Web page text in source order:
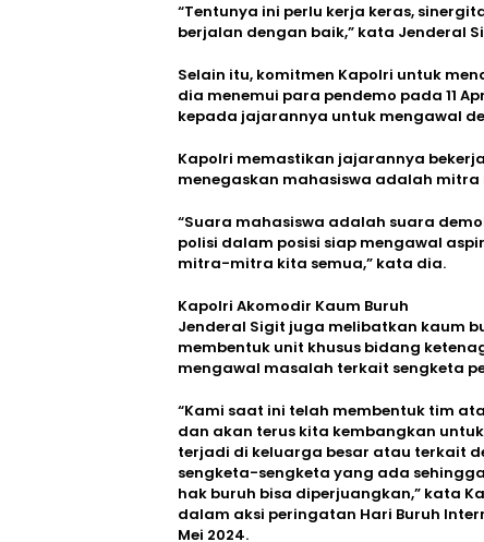
“Tentunya ini perlu kerja keras,
berjalan dengan baik,” kata Jenderal
Selain itu, komitmen Kapolri untuk
dia menemui para pendemo pada 11
kepada jajarannya untuk mengawal
Kapolri memastikan jajarannya
menegaskan mahasiswa adalah mitra
“Suara mahasiswa adalah suara
polisi dalam posisi siap mengawal
mitra-mitra kita semua,” kata dia.
Kapolri Akomodir Kaum Buruh
Jenderal Sigit juga melibatkan kaum
membentuk unit khusus bidang
mengawal masalah terkait sengketa
“Kami saat ini telah membentuk tim
dan akan terus kita kembangkan
terjadi di keluarga besar atau terkait
sengketa-sengketa yang ada
hak buruh bisa diperjuangkan,” kata
dalam aksi peringatan Hari Buruh
Mei 2024.